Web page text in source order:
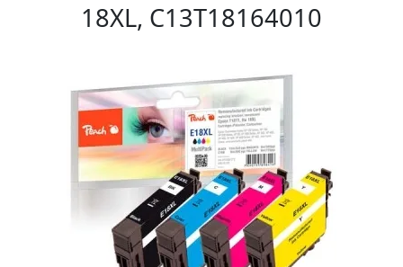
18XL, C13T18164010